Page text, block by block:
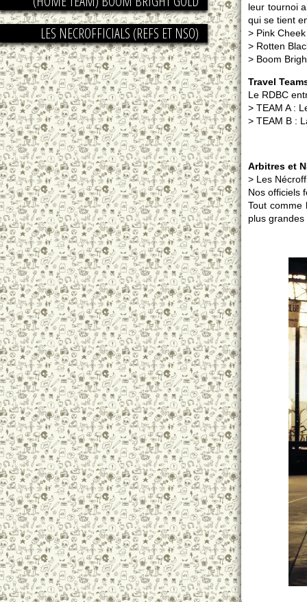
LES NECROFFICIALS (REFS ET NSO)
leur tournoi
qui se tient
> Pink
> Rotten
> Boom
Travel
Le RDBC
> TEAM A :
> TEAM B :
Arbitres et
> Les
Nos officiels
Tout comme
plus